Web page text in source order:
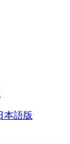
本語版